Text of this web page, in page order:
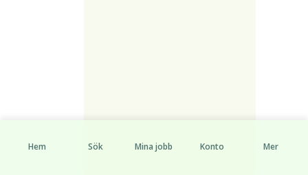
Hem Sök Mina jobb Konto Mer